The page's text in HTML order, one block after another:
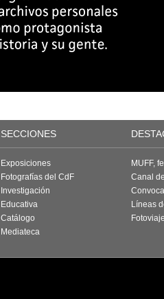
SECCIONES
Exposiciones
Fotografías del CdF
Investigación
Educativa
Catálogo
Mediateca
MUFF,
Canal
Líneas